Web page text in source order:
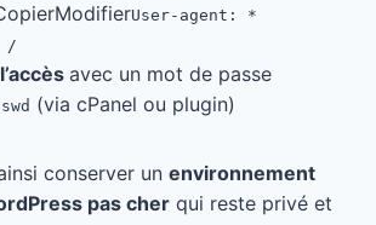
User-agent: *
/
avec un mot de passe
(via cPanel ou plugin)
conserver un environnement
pas cher qui reste privé et